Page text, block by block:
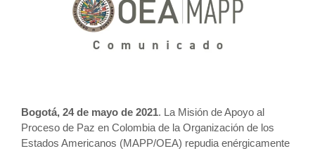
Bogotá, 24 de mayo de 2021. La Misión de Apoyo al
Proceso de Paz en Colombia de la Organización de los
Estados Americanos (MAPP/OEA) repudia enérgicamente